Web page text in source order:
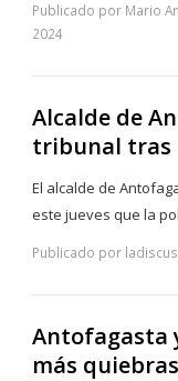
Publicado por Mario
2024
Alcalde de
tribunal tras
El alcalde de
este jueves que la
Publicado por
Antofagasta
más quiebras